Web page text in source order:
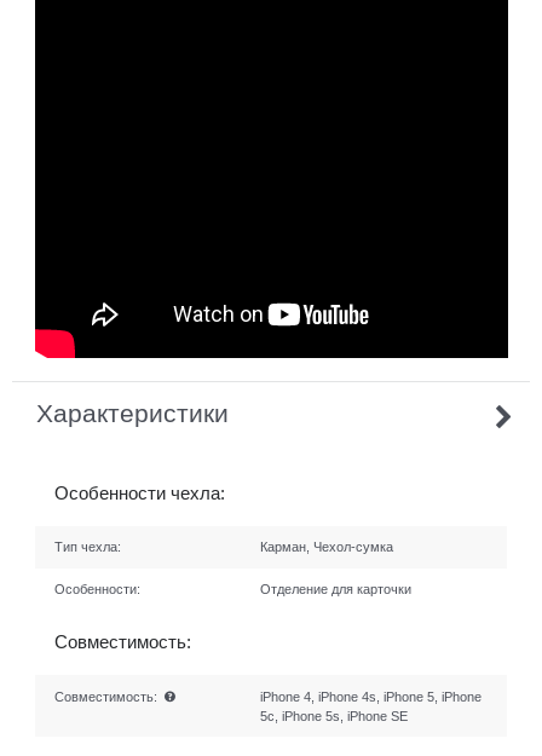
Характеристики
Особенности чехла:
Тип чехла: Карман, Чехол-сумка
Особенности: Отделение для карточки
Совместимость:
Совместимость:
iPhone 4, iPhone 4s, iPhone 5, iPhone
5c, iPhone 5s, iPhone SE